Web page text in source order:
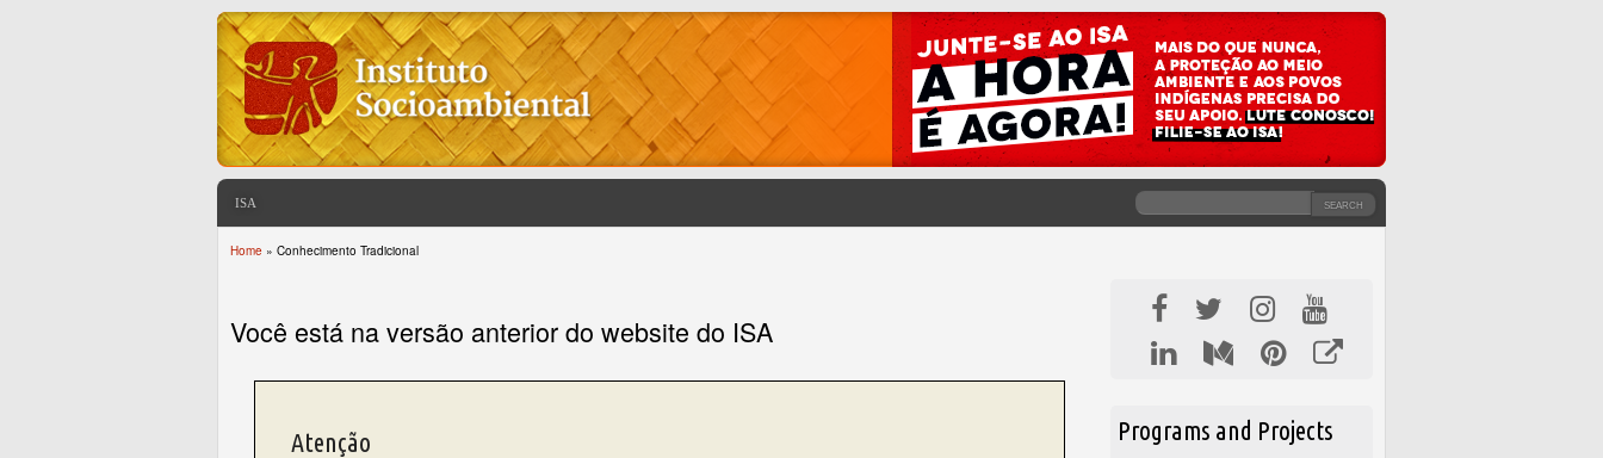
ISA
SEARCH FORM
SEARCH
Home » Conhecimento Tradicional
Você está na versão anterior do website do ISA
Atenção Programs and Projects